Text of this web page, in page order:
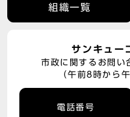
組織一覧
サンキュー
市政に関するお問い
（午前8時から
電話番号